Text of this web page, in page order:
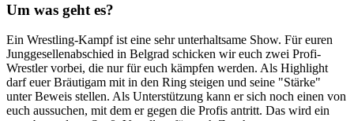
Um was geht es?
Ein Wrestling-Kampf ist eine sehr unterhaltsame Show. Für euren
Junggesellenabschied in Belgrad schicken wir euch zwei Profi-
Wrestler vorbei, die nur für euch kämpfen werden. Als Highlight
darf euer Bräutigam mit in den Ring steigen und seine "Stärke"
unter Beweis stellen. Als Unterstützung kann er sich noch einen von
euch aussuchen, mit dem er gegen die Profis antritt. Das wird ein